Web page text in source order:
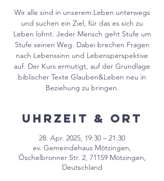
Wir alle sind in unserem Leben unterwegs
und suchen ein Ziel, für das es sich zu
Leben lohnt. Jeder Mensch geht Stufe um
Stufe seinen Weg. Dabei brechen Fragen
nach Lebenssinn und Lebensperspektive
auf. Der Kurs ermutigt, auf der Grundlage
biblischer Texte Glauben&Leben neu in
Beziehung zu bringen.
Uhrzeit & Ort
28. Apr. 2025, 19:30 – 21:30
ev. Gemeindehaus Mötzingen,
Öschelbronner Str. 2, 71159 Mötzingen,
Deutschland